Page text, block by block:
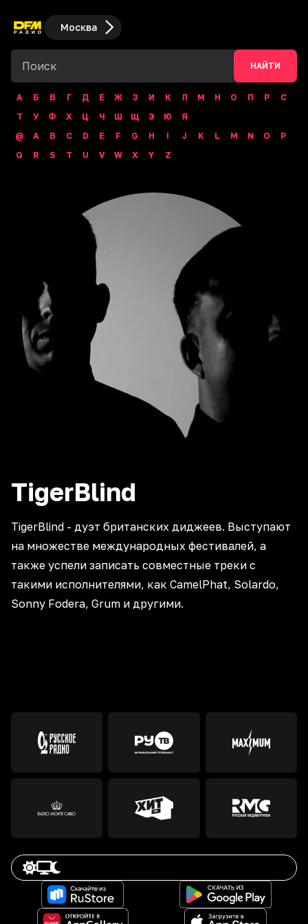
Москва
НАЙТИ
А Б В Г Д Е Ж З И К Л М Н О П Р
С
Т
У Ф Х Ц Ч Ш Щ Э Ю
Я
@
A B C D E F G H I J K L M N O
P
Q
R S T U V W X Y Z
TigerBlind
TigerBlind - дуэт британских диджеев. Выступают
на множестве международных фестивалей, а
также успели записать совместные треки с
такими исполнителями, как CamelPhat, Solardo,
Sonny Fodera, Grum и другими.